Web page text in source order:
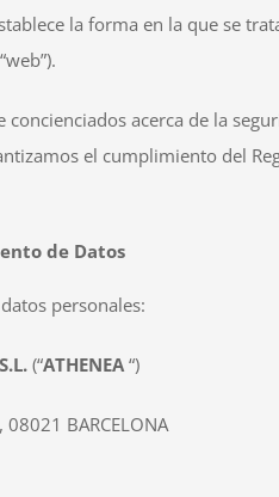
la forma en la que se
concienciados acerca de la
el cumplimiento del
de Datos
personales:
(“ATHENEA“)
BARCELONA